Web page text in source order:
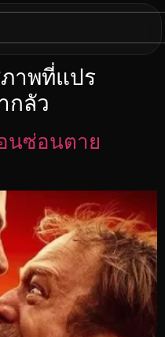
าพที่แปร
กลัว
นซ่อนตาย